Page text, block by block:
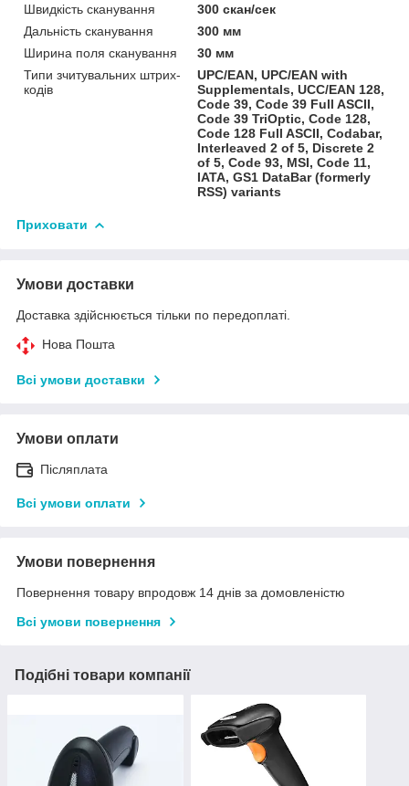
Швидкість сканування
300 скан/сек
Дальність сканування
300 мм
Ширина поля сканування
30 мм
Типи зчитувальних штрих-
кодів
UPC/EAN, UPC/EAN with
Supplementals, UCC/EAN 128,
Code 39, Code 39 Full ASCII,
Code 39 TriOptic, Code 128,
Code 128 Full ASCII, Codabar,
Interleaved 2 of 5, Discrete 2
of 5, Code 93, MSI, Code 11,
IATA, GS1 DataBar (formerly
RSS) variants
Приховати
Умови доставки
Доставка здійснюється тільки по передоплаті.
Нова Пошта
Всі умови доставки
Умови оплати
Післяплата
Всі умови оплати
Умови повернення
Повернення товару впродовж 14 днів за домовленістю
Всі умови повернення
Подібні товари компанії